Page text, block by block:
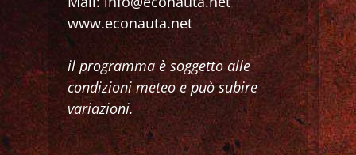
www.econauta.net
il programma è soggetto alle
condizioni meteo e può subire
variazioni.